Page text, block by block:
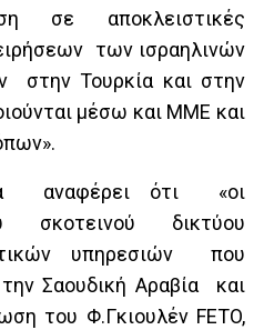
σε αποκλειστικές
των ισραηλινών
στην Τουρκία και στην
μέσω και ΜΜΕ και
αναφέρει ότι «οι
δικτύου
υπηρεσιών που
Σαουδική Αραβία και
του Φ.Γκιουλέν FETO,